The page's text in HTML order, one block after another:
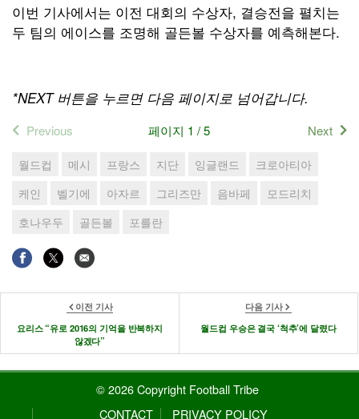
이번 기사에서는 이전 대회의 수상자, 결승전을 펼치는
두 팀의 에이스를 조명해 골든볼 수상자를 예측해본다.
*NEXT 버튼을 누르면 다음 페이지로 넘어갑니다.
Previous 페이지 1 / 5 Next
월드컵 메시 프랑스 지단 잉글랜드
크로아티아
케인
벨기에 아자르 그리즈만 음바페
모드리치
호나우두
골든볼 포를란
이전 기사
요리스 “유로 2016의 기억을 반복하지
않겠다”
다음 기사
월드컵 우승은 결국 ‘척추’에 달렸다
© 2026 Copyright Football Tribe
CONTACT
PRIVACY POLICY